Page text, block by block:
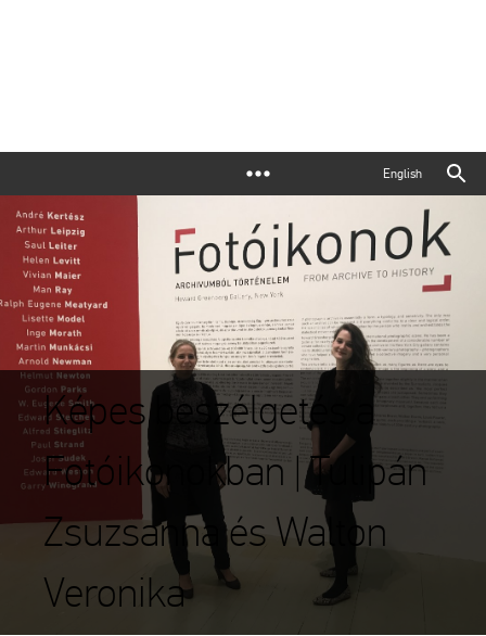
English
Képes beszélgetés a
Fotóikonokban | Tulipán
Zsuzsanna és Walton
Veronika